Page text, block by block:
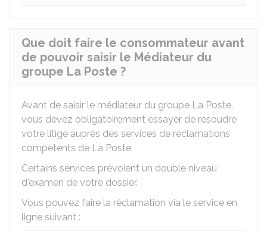
Que doit faire le consommateur avant
de pouvoir saisir le Médiateur du
groupe La Poste ?
Avant de saisir le médiateur du groupe La Poste,
vous devez obligatoirement essayer de résoudre
votre litige auprès des services de réclamations
compétents de La Poste.
Certains services prévoient un double niveau
d'examen de votre dossier.
Vous pouvez faire la réclamation via le service en
ligne suivant :